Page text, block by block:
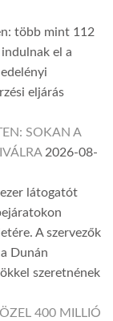
több mint 112
el a
eljárás
SOKAN A
2026-08-
látogatót
A szervezők
Dunán
szeretnének
400 MILLIÓ